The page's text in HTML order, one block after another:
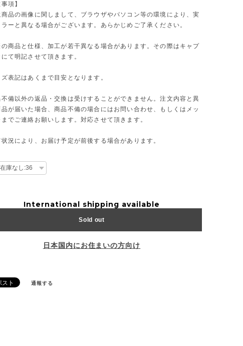
項】
品の画像に関しまして、ブラウザやパソコン等の環境により、実
ラーと異なる場合がございます。あらかじめご了承ください。
商品と仕様、加工が若干異なる場合があります。その際はキャプ
て明記させて頂きます。
表記はあくまで目安となります。
備以外の返品・交換は受けすることができません。注文内容と異
品が届いた場合、商品不備の場合にはお問い合わせ、もしくはメッ
でご連絡お願いします。対応させて頂きます。
況により、お届け予定が前後する場合があります。
International shipping available
Sold out
日本国内にお住まいの方向け
通報する